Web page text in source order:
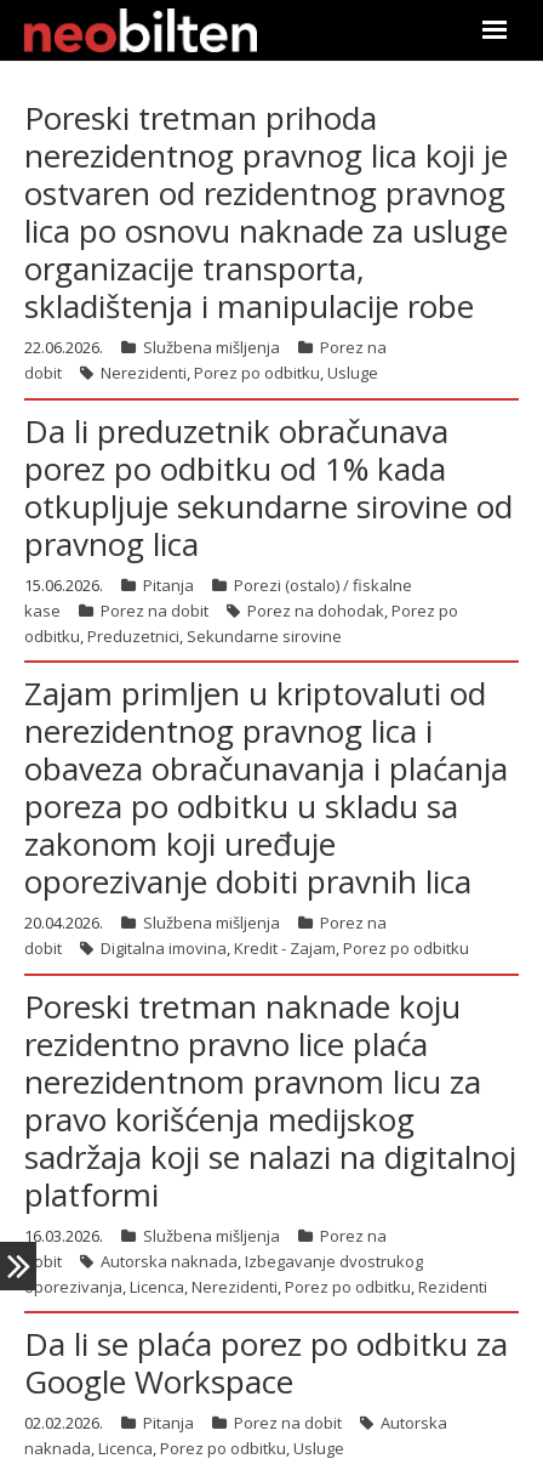
Претрага
Актуелно
Подаци
О нама
Претплата
Пријава
latinica
Poreski tretman prihoda
nerezidentnog pravnog lica koji je
ostvaren od rezidentnog pravnog
lica po osnovu naknade za usluge
organizacije transporta,
skladištenja i manipulacije robe
22.06.2026. Službena mišljenja
Porez na
dobit
Nerezidenti,Porez po odbitku,Usluge
Da li preduzetnik obračunava
porez po odbitku od 1% kada
otkupljuje sekundarne sirovine od
pravnog lica
15.06.2026. Pitanja
Porezi (ostalo) / fiskalne
kase
Porez na dobit Porez na dohodak,Porez po
odbitku,Preduzetnici, Sekundarne sirovine
Zajam primljen u kriptovaluti od
nerezidentnog pravnog lica i
obaveza obračunavanja i plaćanja
poreza po odbitku u skladu sa
zakonom koji uređuje
oporezivanje dobiti pravnih lica
20.04.2026. Službena mišljenja
Porez na
dobit
Digitalna imovina,Kredit - Zajam,Porez po odbitku
Poreski tretman naknade koju
rezidentno pravno lice plaća
nerezidentnom pravnom licu za
pravo korišćenja medijskog
sadržaja koji se nalazi na digitalnoj
platformi
16.03.2026. Službena mišljenja
Porez na
dobit
Autorska naknada,Izbegavanje dvostrukog
oporezivanja,Licenca,Nerezidenti,Porez po odbitku,Rezidenti
Da li se plaća porez po odbitku za
Google Workspace
02.02.2026. Pitanja Porez na dobit
Autorska
naknada,Licenca,Porez po odbitku,Usluge